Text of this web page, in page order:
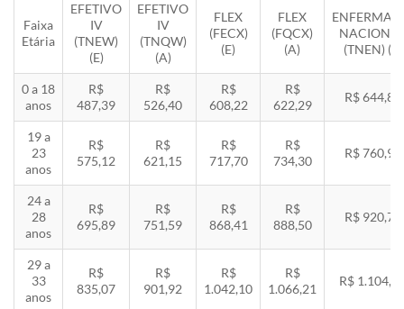
Faixa
Etária
EFETIVO
IV
(TNEW)
(E)
EFETIVO
IV
(TNQW)
(A)
FLEX
(FECX)
(E)
FLEX
(FQCX)
(A)
(TNEN) (E)
0 a 18
anos
R$
487,39
R$
526,40
R$
608,22
R$
622,29
R$ 644,85
19 a
23
anos
R$
575,12
R$
621,15
R$
717,70
R$
734,30
R$ 760,92
24 a
28
anos
R$
695,89
R$
751,59
R$
868,41
R$
888,50
R$ 920,71
29 a
33
anos
R$
835,07
R$
901,92
R$
1.042,10
R$
1.066,21
R$